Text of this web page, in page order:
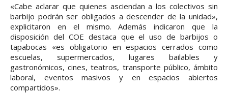
«Cabe aclarar que quienes asciendan a los colectivos sin
barbijo podrán ser obligados a descender de la unidad»,
explicitaron en el mismo. Además indicaron que la
disposición del COE destaca que el uso de barbijos o
tapabocas «es obligatorio en espacios cerrados como
escuelas, supermercados, lugares bailables y
gastronómicos, cines, teatros, transporte público, ámbito
laboral, eventos masivos y en espacios abiertos
compartidos».